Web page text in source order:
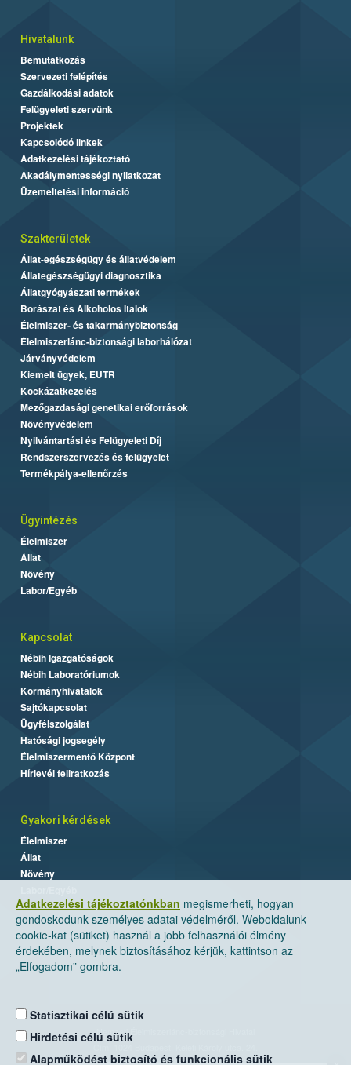
Adatkezelési tájékoztatónkban megismerheti, hogyan
gondoskodunk személyes adatai védelméről. Weboldalunk
cookie-kat (sütiket) használ a jobb felhasználói élmény
érdekében, melynek biztosításához kérjük, kattintson az
„Elfogadom” gombra.
Statisztikai célú sütik
Hirdetési célú sütik
Alapműködést biztosító és funkcionális sütik
Hivatalunk
Bemutatkozás
Szervezeti felépítés
Gazdálkodási adatok
Felügyeleti szervünk
Projektek
Kapcsolódó linkek
Adatkezelési tájékoztató
Akadálymentességi nyilatkozat
Üzemeltetési információ
Szakterületek
Állat-egészségügy és állatvédelem
Állategészségügyi diagnosztika
Állatgyógyászati termékek
Borászat és Alkoholos Italok
Élelmiszer- és takarmánybiztonság
Élelmiszerlánc-biztonsági laborhálózat
Járványvédelem
Kiemelt ügyek, EUTR
Kockázatkezelés
Mezőgazdasági genetikai erőforrások
Növényvédelem
Nyilvántartási és Felügyeleti Díj
Rendszerszervezés és felügyelet
Termékpálya-ellenőrzés
Ügyintézés
Élelmiszer
Állat
Növény
Labor/Egyéb
Kapcsolat
Nébih Igazgatóságok
Nébih Laboratóriumok
Kormányhivatalok
Sajtókapcsolat
Ügyfélszolgálat
Hatósági jogsegély
Élelmiszermentő Központ
Hírlevél feliratkozás
Gyakori kérdések
Élelmiszer
Állat
Növény
Nemzeti Élelmiszerlánc-biztonsági Hivatal
Levelezési cím: 1525 Budapest. Pf. 30.